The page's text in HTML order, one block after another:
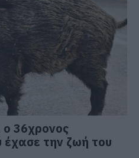
ο 36χρονος
έχασε την ζωή του